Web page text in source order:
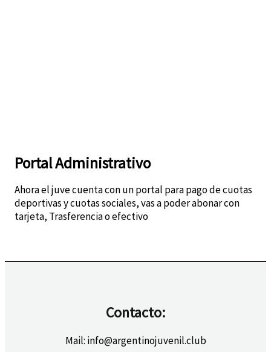
Portal Administrativo
Ahora el juve cuenta con un portal para pago de cuotas
deportivas y cuotas sociales, vas a poder abonar con
tarjeta, Trasferencia o efectivo
Contacto:
Mail: info@argentinojuvenil.club